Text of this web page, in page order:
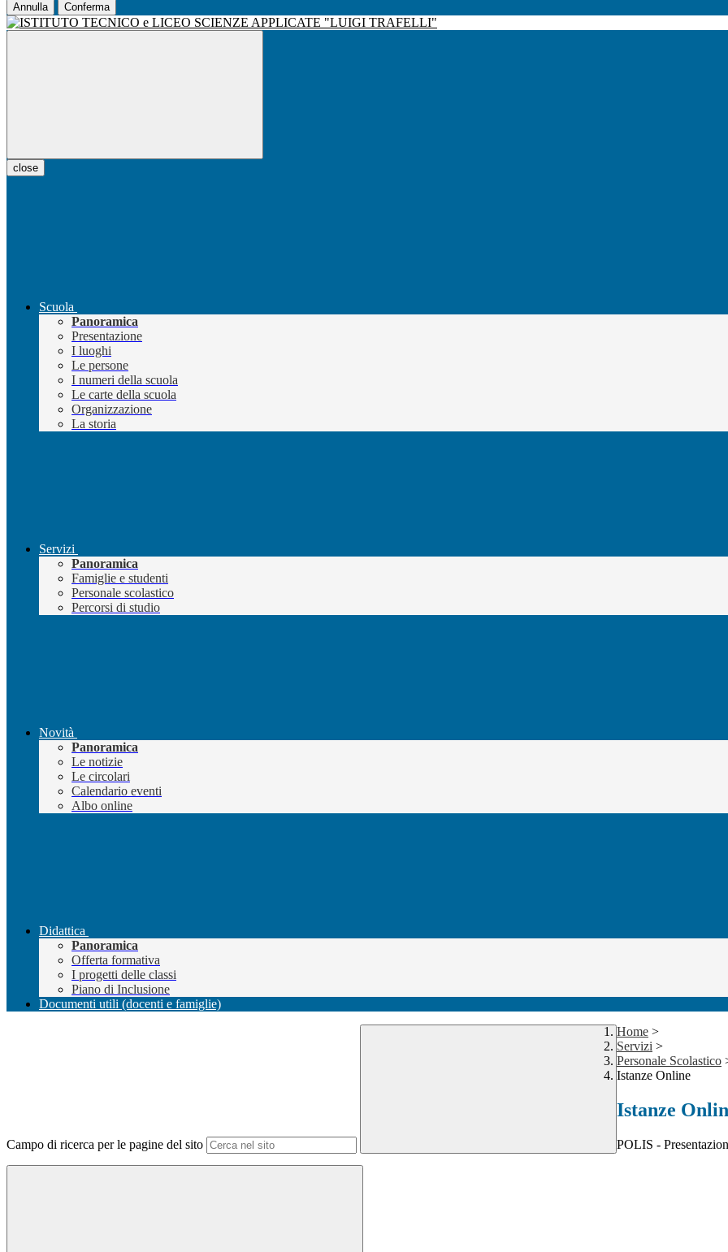
Annulla Conferma
close
Scuola
Panoramica
Presentazione
I luoghi
Le persone
I numeri della scuola
Le carte della scuola
Organizzazione
La storia
Servizi
Panoramica
Famiglie e studenti
Personale scolastico
Percorsi di studio
Novità
Panoramica
Le notizie
Le circolari
Calendario eventi
Albo online
Didattica
Panoramica
Offerta formativa
I progetti delle classi
Piano di Inclusione
Documenti utili (docenti e famiglie)
Campo di ricerca per le pagine del sito
Home >
Servizi >
Personale Scolastico
Istanze Online
Istanze
POLIS -